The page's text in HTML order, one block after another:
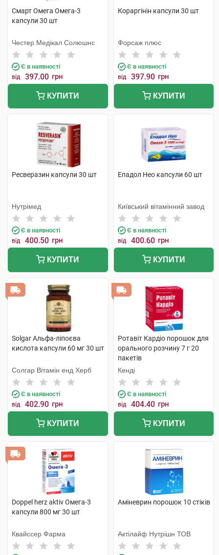
Смарт Омега Омега-3
капсули 30 шт
Честер Медікал Солюшнс
Є в наявності
від 397.00 грн
КУПИТИ
Кораргінін капсули 30 шт
Форсаж плюс
Є в наявності
від 397.90 грн
КУПИТИ
Ресверазин капсули 30 шт
Нутрімед
Є в наявності
від 400.50 грн
КУПИТИ
Епадол Нео капсули 60 шт
Київський вітамінний завод
Є в наявності
від 400.60 грн
КУПИТИ
Solgar Альфа-ліпоєва
кислота капсули 60 мг 30 шт
Солгар Вітамін енд Херб
Є в наявності
від 402.90 грн
КУПИТИ
Ротавіт Кардіо порошок для
орального розчину 7 г 20
пакетів
Кенді
Є в наявності
від 404.40 грн
КУПИТИ
Doppel herz aktiv Омега-3
капсули 800 мг 30 шт
Квайссер Фарма
Аміневрин порошок 10 стіків
Актілайф Нутрішн ТОВ